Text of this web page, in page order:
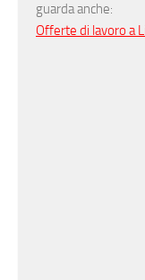
guarda anche:
Offerte di lavoro a